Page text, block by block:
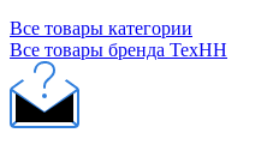
Все товары категории
Все товары бренда ТехНН